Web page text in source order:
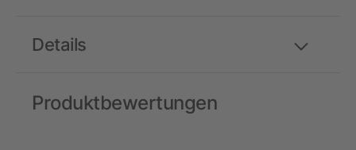
Details
Produktbewertungen